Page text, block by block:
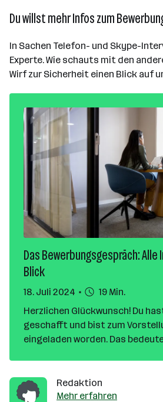
Du willst mehr Infos zum
In Sachen Telefon- und Skype-
Experte. Wie schauts mit den
Wirf zur Sicherheit einen Blick auf
Das Bewerbungsgespräch: Alle
Blick
18. Juli 2024
19 Min.
Herzlichen Glückwunsch! Du
geschafft und bist zum
eingeladen worden. Das
Jobinterview geht es nun darum,
persönlichen Eindruck zu
Redaktion
Mehr erfahren